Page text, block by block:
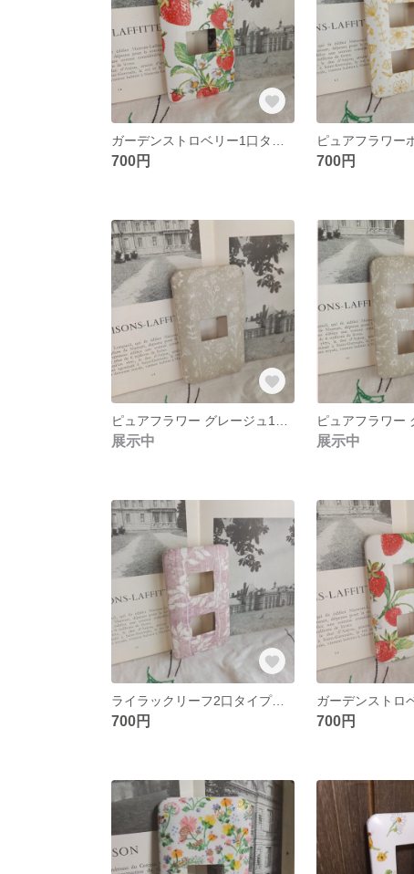
700円 700円
展示中 展示中
ライラックリーフ2口タイプ スイッチカバー
700円 700円